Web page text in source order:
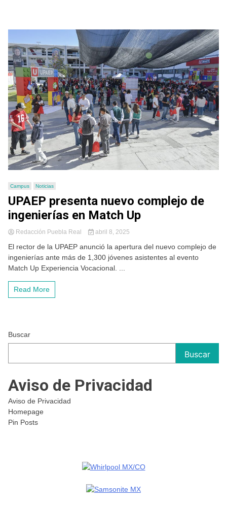
Campus Noticias
UPAEP presenta nuevo complejo de
ingenierías en Match Up
Redacción Puebla Real abril 8, 2025
El rector de la UPAEP anunció la apertura del nuevo complejo de
ingenierías ante más de 1,300 jóvenes asistentes al evento
Match Up Experiencia Vocacional. ...
Read More
Buscar
Buscar
Aviso de Privacidad
Aviso de Privacidad
Homepage
Pin Posts